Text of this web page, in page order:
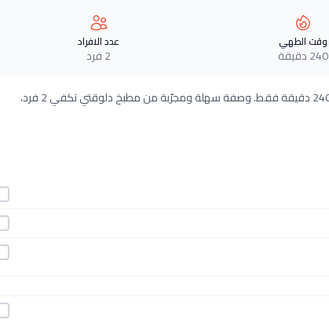
وقت الطهي
240 دقيقة
عدد الافراد
2 فرد
طريقة عمل دجاج بالزيتون والكبر خطوة بخطوة بـ10 مكونات وفي 240 دقيقة فقط. وصفة سهلة ومجرّبة من مطبخ دلوقتي تكفي 2 فرد،